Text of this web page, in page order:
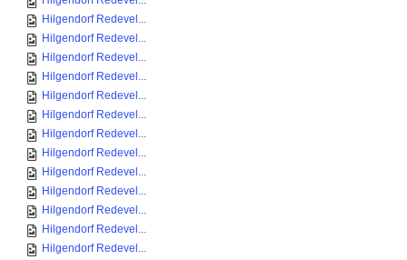
Hilgendorf Redevel...
Hilgendorf Redevel...
Hilgendorf Redevel...
Hilgendorf Redevel...
Hilgendorf Redevel...
Hilgendorf Redevel...
Hilgendorf Redevel...
Hilgendorf Redevel...
Hilgendorf Redevel...
Hilgendorf Redevel...
Hilgendorf Redevel...
Hilgendorf Redevel...
Hilgendorf Redevel...